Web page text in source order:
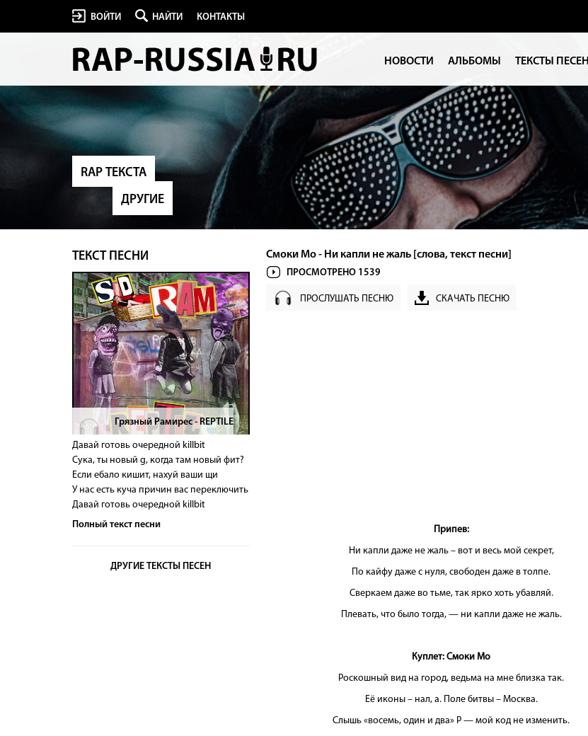
ВОЙТИ НАЙТИ КОНТАКТЫ
НОВОСТИ АЛЬБОМЫ ТЕКСТЫ ПЕСЕН
RAP ТЕКСТА
ДРУГИЕ
ТЕКСТ ПЕСНИ
> Грязный Рамирес - REPTILE
Давай готовь очередной killbit
Сука, ты новый g, когда там новый фит?
Если ебало кишит, нахуй ваши щи
У нас есть куча причин вас переключить
Давай готовь очередной killbit
Полный текст песни
ДРУГИЕ ТЕКСТЫ ПЕСЕН
Смоки Мо - Ни капли не жаль [слова, текст песни]
ПРОСМОТРЕНО 1539
ПРОСЛУШАТЬ ПЕСНЮ СКАЧАТЬ ПЕСНЮ
Припев:
Ни капли даже не жаль – вот и весь мой секрет,
По кайфу даже с нуля, свободен даже в толпе.
Сверкаем даже во тьме, так ярко хоть убавляй.
Плевать, что было тогда, — ни капли даже не жаль.
Куплет: Смоки Мо
Роскошный вид на город, ведьма на мне близка так.
Её иконы – нал, а. Поле битвы – Москва.
Слышь «восемь, один и два» P — мой код не изменить.